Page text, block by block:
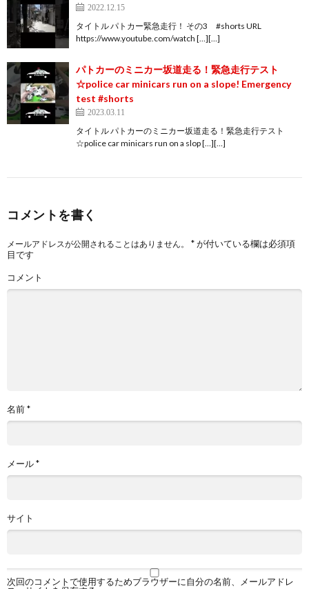
2022.12.15
タイトル パトカー緊急走行！ その3 #shorts URL
https://www.youtube.com/watch […][…]
パトカーのミニカー坂道走る！緊急走行テスト
☆police car minicars run on a slope! Emergency
test #shorts
2023.03.11
タイトル パトカーのミニカー坂道走る！緊急走行テスト
☆police car minicars run on a slop […][…]
コメントを書く
メールアドレスが公開されることはありません。 *が付いている欄は必須項
目です
コメント
名前*
メール*
サイト
次回のコメントで使用するためブラウザーに自分の名前、メールアドレ